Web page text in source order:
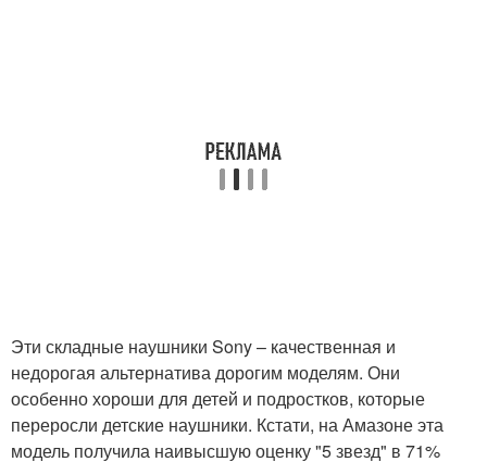
Эти складные наушники Sony – качественная и
недорогая альтернатива дорогим моделям. Они
особенно хороши для детей и подростков, которые
переросли детские наушники. Кстати, на Амазоне эта
модель получила наивысшую оценку "5 звезд" в 71%